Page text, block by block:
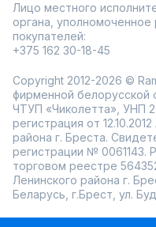
Лицо местного
органа,
покупателей:
+375 162 30-18-45
Copyright 2012-2026 ©
фирменной
ЧТУП «Чиколетта», УНП
регистрация от
района г. Бреста.
регистрации № 0061143.
торговом реестре
Ленинского района г.
Беларусь, г.Брест, ул.